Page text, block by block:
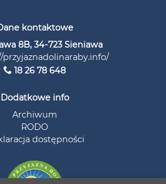
kontaktowe
8B, 34-723 Sieniawa
przyjaznadolinaraby.info/
18 26 78 648
Dodatkowe info
Archiwum
RODO
dostępności